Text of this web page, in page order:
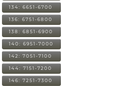
134: 6651-6700
136: 6751-6800
138: 6851-6900
140: 6951-7000
142: 7051-7100
144: 7151-7200
146: 7251-7300